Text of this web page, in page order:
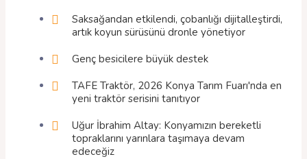
Saksağandan etkilendi, çobanlığı dijitalleştirdi,
artık koyun sürüsünü dronle yönetiyor
Genç besicilere büyük destek
TAFE Traktör, 2026 Konya Tarım Fuarı'nda en
yeni traktör serisini tanıtıyor
Uğur İbrahim Altay: Konyamızın bereketli
topraklarını yarınlara taşımaya devam
edeceğiz